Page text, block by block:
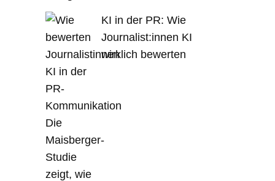
KI in der PR: Wie
Journalist:innen KI
wirklich bewerten